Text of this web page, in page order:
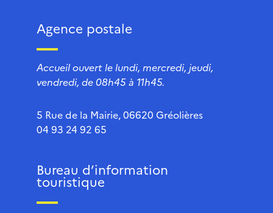
Agence postale
Accueil ouvert le lundi, mercredi, jeudi,
vendredi, de 08h45 à 11h45.
5 Rue de la Mairie, 06620 Gréolières
04 93 24 92 65
Bureau d’information
touristique